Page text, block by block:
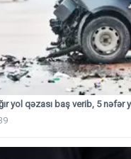
yol qəzası baş verib, 5 nəfər